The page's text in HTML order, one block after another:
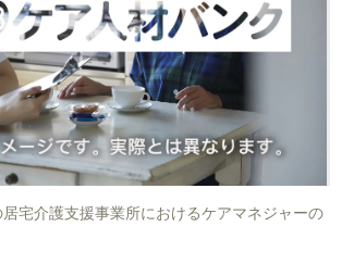
宅介護支援事業所におけるケアマネジャーの